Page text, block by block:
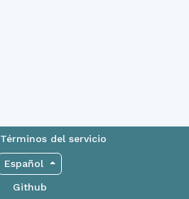
Términos del servicio
Español
Github